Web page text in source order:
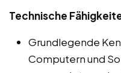
Technische
Grundlegende
Computern und